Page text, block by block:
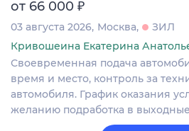
от 66 000 ₽
03 августа 2026 Москва
ЗИЛ
Кривошеина Екатерина
Своевременная подача
время и место, контроль за
автомобиля. График оказания
желанию подработка в